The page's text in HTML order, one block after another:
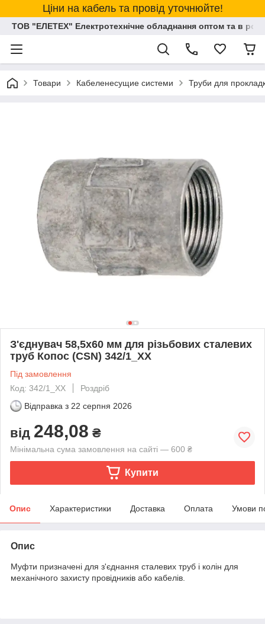
Ціни на кабель та провід уточнюйте!
ТОВ "ЕЛЕТЕХ" Електротехнічне обладнання оптом та в
Товари Кабеленесущие системи Труби для
З'єднувач 58,5х60 мм для різьбових сталевих
труб Копос (CSN) 342/1_XX
Під замовлення
Код: 342/1_XX
Роздріб
Відправка з 22 серпня 2026
від 248,08 ₴
Мінімальна сума замовлення на сайті — 600 ₴
Купити
Опис Характеристики Доставка Оплата Умови
Опис
Муфти призначені для з'єднання сталевих труб і колін для
механічного захисту провідників або кабелів.